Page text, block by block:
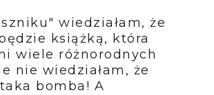
wiedziałam, że
książką, która
wiele różnorodnych
nie wiedziałam, że
bomba! A